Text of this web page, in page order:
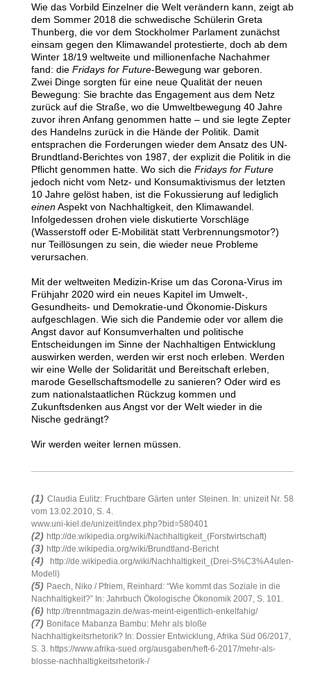
Wie das Vorbild Einzelner die Welt verändern kann, zeigt ab
dem Sommer 2018 die schwedische Schülerin Greta
Thunberg, die vor dem Stockholmer Parlament zunächst
einsam gegen den Klimawandel protestierte, doch ab dem
Winter 18/19 weltweite und millionenfache Nachahmer
fand: die Fridays for Future-Bewegung war geboren.
Zwei Dinge sorgten für eine neue Qualität der neuen
Bewegung: Sie brachte das Engagement aus dem Netz
zurück auf die Straße, wo die Umweltbewegung 40 Jahre
zuvor ihren Anfang genommen hatte – und sie legte Zepter
des Handelns zurück in die Hände der Politik. Damit
entsprachen die Forderungen wieder dem Ansatz des UN-
Brundtland-Berichtes von 1987, der explizit die Politik in die
Pflicht genommen hatte. Wo sich die Fridays for Future
jedoch nicht vom Netz- und Konsumaktivismus der letzten
10 Jahre gelöst haben, ist die Fokussierung auf lediglich
einenAspekt von Nachhaltigkeit, den Klimawandel.
Infolgedessen drohen viele diskutierte Vorschläge
(Wasserstoff oder E-Mobilität statt Verbrennungsmotor?)
nur Teillösungen zu sein, die wieder neue Probleme
verursachen.
Mit der weltweiten Medizin-Krise um das Corona-Virus im
Frühjahr 2020 wird ein neues Kapitel im Umwelt-,
Gesundheits- und Demokratie-und Ökonomie-Diskurs
aufgeschlagen. Wie sich die Pandemie oder vor allem die
Angst davor auf Konsumverhalten und politische
Entscheidungen im Sinne der Nachhaltigen Entwicklung
auswirken werden, werden wir erst noch erleben. Werden
wir eine Welle der Solidarität und Bereitschaft erleben,
marode Gesellschaftsmodelle zu sanieren? Oder wird es
zum nationalstaatlichen Rückzug kommen und
Zukunftsdenken aus Angst vor der Welt wieder in die
Nische gedrängt?
Wir werden weiter lernen müssen.
(1) Claudia Eulitz: Fruchtbare Gärten unter Steinen. In: unizeit Nr. 58
vom 13.02.2010, S. 4.
www.uni-kiel.de/unizeit/index.php?bid=580401
(2) http://de.wikipedia.org/wiki/Nachhaltigkeit_(Forstwirtschaft)
(3) http://de.wikipedia.org/wiki/Brundtland-Bericht
(4)
http://de.wikipedia.org/wiki/Nachhaltigkeit_(Drei-S%C3%A4ulen-
Modell)
(5) Paech, Niko / Pfriem, Reinhard: “Wie kommt das Soziale in die
Nachhaltigkeit?” In: Jahrbuch Ökologische Ökonomik 2007, S. 101.
(6) http://trenntmagazin.de/was-meint-eigentlich-enkelfahig/
(7) Boniface Mabanza Bambu: Mehr als bloße
Nachhaltigkeitsrhetorik? In: Dossier Entwicklung, Afrika Süd 06/2017,
S. 3. https://www.afrika-sued.org/ausgaben/heft-6-2017/mehr-als-
blosse-nachhaltigkeitsrhetorik-/